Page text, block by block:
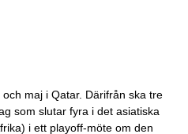
maj i Qatar. Därifrån ska tre
som slutar fyra i det asiatiska
i ett playoff-möte om den